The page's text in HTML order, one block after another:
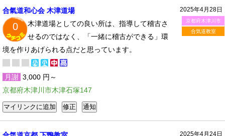
2025年4月28日
京都府木津川市
合気道教室
合氣道和心会 木津道場
0
木津道場としての良い所は、指導して稽古さ
せるのではなく、「一緒に稽古ができる」環
境を作りあげられる点だと思っています。
月謝 3,000 円～
京都府木津川市木津石塚147
2025年4月24日